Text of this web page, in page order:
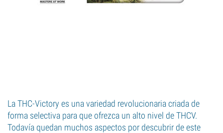
La THC-Victory es una variedad revolucionaria criada de
forma selectiva para que ofrezca un alto nivel de THCV.
Todavía quedan muchos aspectos por descubrir de este